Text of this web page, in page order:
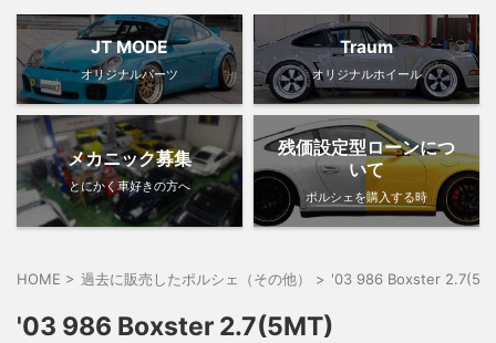
JT MODE
オリジナルパーツ
Traum
オリジナルホイール
メカニック募集
とにかく車好きの方へ
残価設定型ローンにつ
いて
ポルシェを購入する時
HOME > 過去に販売したポルシェ（その他） > '03 986 Boxster
'03 986 Boxster 2.7(5MT)